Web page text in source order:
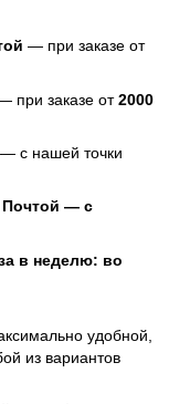
— при заказе от
при заказе от2000
— с нашей точки
— с
в неделю: во
удобной,
из вариантов